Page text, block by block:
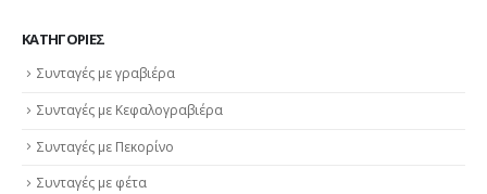
KΑΤΗΓΟΡΊΕΣ
Συνταγές με γραβιέρα
Συνταγές με Κεφαλογραβιέρα
Συνταγές με Πεκορίνο
Συνταγές με φέτα